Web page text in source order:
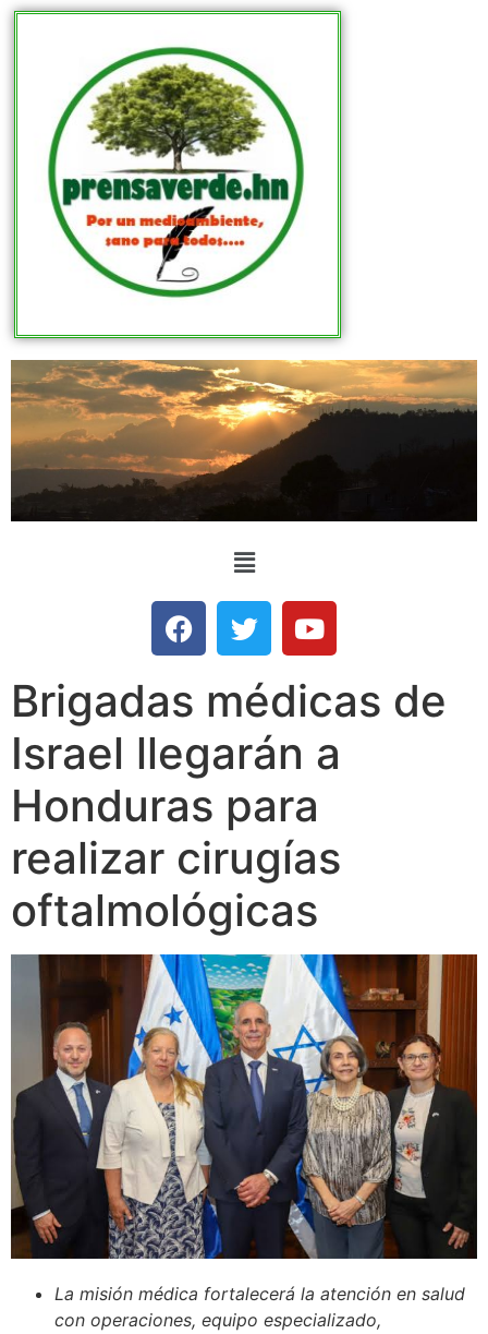
Brigadas médicas de
Israel llegarán a
Honduras para
realizar cirugías
oftalmológicas
La misión médica fortalecerá la atención en salud
con operaciones, equipo especializado,